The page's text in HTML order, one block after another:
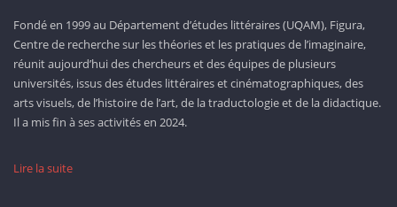
Fondé en 1999 au Département d’études littéraires (UQAM), Figura,
Centre de recherche sur les théories et les pratiques de l’imaginaire,
réunit aujourd’hui des chercheurs et des équipes de plusieurs
universités, issus des études littéraires et cinématographiques, des
arts visuels, de l’histoire de l’art, de la traductologie et de la didactique.
Il a mis fin à ses activités en 2024.
Lire la suite